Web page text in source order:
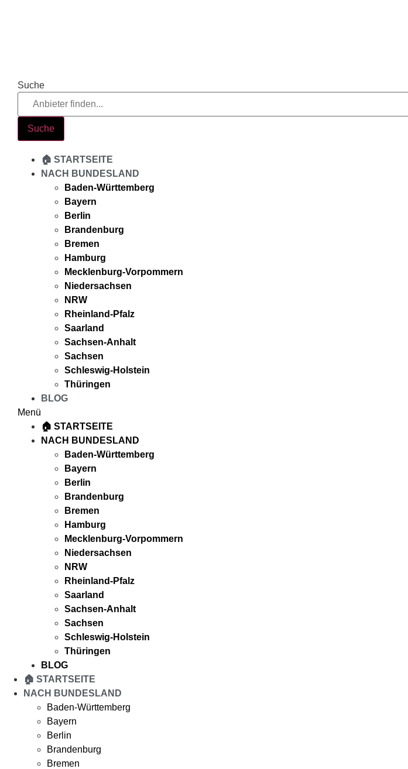
Suche
Suche
🏠 STARTSEITE
NACH BUNDESLAND
Baden-Württemberg
Bayern
Berlin
Brandenburg
Bremen
Hamburg
Mecklenburg-Vorpommern
Niedersachsen
NRW
Rheinland-Pfalz
Saarland
Sachsen-Anhalt
Sachsen
Schleswig-Holstein
Thüringen
BLOG
Menü
🏠 STARTSEITE
NACH BUNDESLAND
Baden-Württemberg
Bayern
Berlin
Brandenburg
Bremen
Hamburg
Mecklenburg-Vorpommern
Niedersachsen
NRW
Rheinland-Pfalz
Saarland
Sachsen-Anhalt
Sachsen
Schleswig-Holstein
Thüringen
BLOG
🏠 STARTSEITE
NACH BUNDESLAND
Baden-Württemberg
Bayern
Berlin
Brandenburg
Bremen